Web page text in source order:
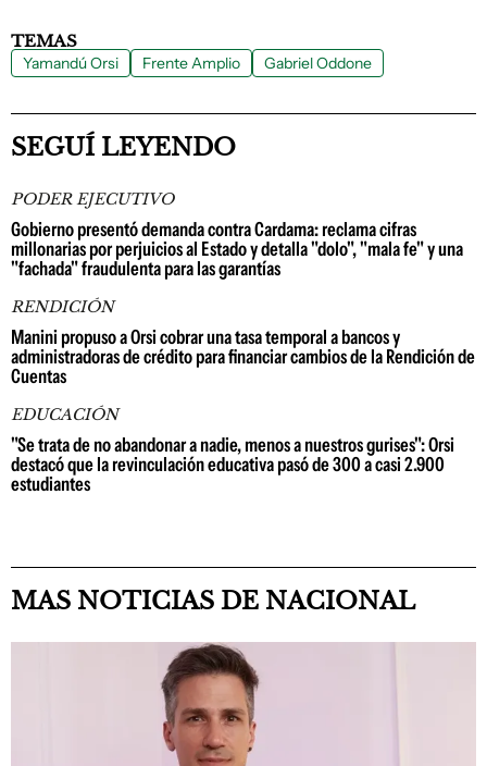
TEMAS
Yamandú Orsi Frente Amplio Gabriel Oddone
SEGUÍ LEYENDO
PODER EJECUTIVO
Gobierno presentó demanda contra Cardama: reclama cifras
millonarias por perjuicios al Estado y detalla "dolo", "mala fe" y una
"fachada" fraudulenta para las garantías
RENDICIÓN
Manini propuso a Orsi cobrar una tasa temporal a bancos y
administradoras de crédito para financiar cambios de la Rendición de
Cuentas
EDUCACIÓN
"Se trata de no abandonar a nadie, menos a nuestros gurises": Orsi
destacó que la revinculación educativa pasó de 300 a casi 2.900
estudiantes
MAS NOTICIAS DE NACIONAL